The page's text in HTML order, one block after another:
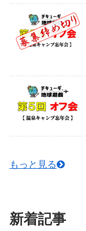
もっと見る
新着記事